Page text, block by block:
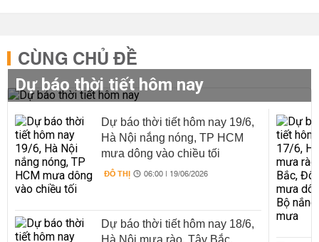
CÙNG CHỦ ĐỀ
Dự báo thời tiết hôm nay
Dự báo thời tiết hôm nay 19/6,
Hà Nội nắng nóng, TP HCM
mưa dông vào chiều tối
ĐÔ THỊ 06:00 | 19/06/2026
Dự báo thời tiết hôm nay 18/6,
Hà Nội mưa rào, Tây Bắc,